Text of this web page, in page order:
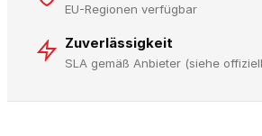
EU-Regionen verfügbar
Zuverlässigkeit
SLA gemäß Anbieter (siehe